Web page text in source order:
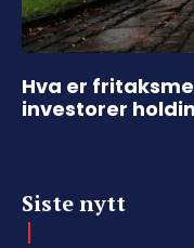
Hva er
investorer
Siste nytt